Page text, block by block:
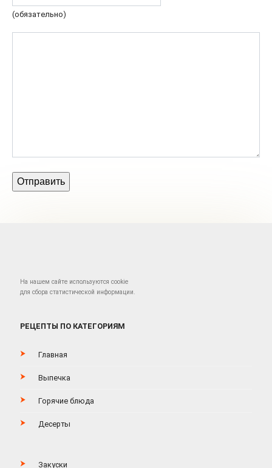
(обязательно)
На нашем сайте используются cookie
для сбора статистической информации.
РЕЦЕПТЫ ПО КАТЕГОРИЯМ
Главная
Выпечка
Горячие блюда
Десерты
Закуски